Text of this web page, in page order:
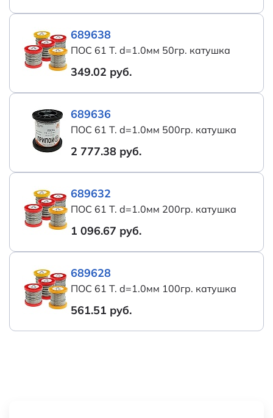
Вес, кг 0,25
Температура плавления, °C
Температура пайки, °C
Категория: Припой
Наименование
Припой Sn60/Pb40
689638
ПОС 61 Т. d=1.0мм 50гр. катушка
349.02 руб.
689636
ПОС 61 Т. d=1.0мм 500гр. катушка
2 777.38 руб.
689632
ПОС 61 Т. d=1.0мм 200гр. катушка
1 096.67 руб.
689628
ПОС 61 Т. d=1.0мм 100гр. катушка
561.51 руб.